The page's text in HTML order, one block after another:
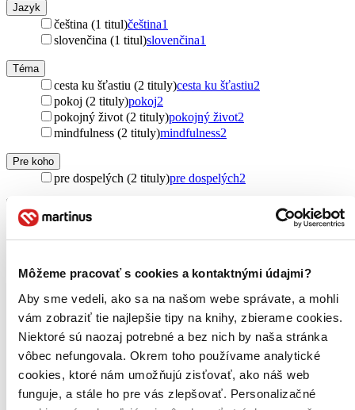
Môžeme pracovať s cookies a kontaktnými údajmi?
Aby sme vedeli, ako sa na našom webe správate, a mohli
vám zobraziť tie najlepšie tipy na knihy, zbierame cookies.
Niektoré sú naozaj potrebné a bez nich by naša stránka
vôbec nefungovala. Okrem toho používame analytické
cookies, ktoré nám umožňujú zisťovať, ako náš web
funguje, a stále ho pre vás zlepšovať. Personalizačné
Jazyk
čeština (1 titul)čeština1
slovenčina (1 titul)slovenčina1
Téma
cesta ku šťastiu (2 tituly)cesta ku šťastiu2
pokoj (2 tituly)pokoj2
pokojný život (2 tituly)pokojný život2
mindfulness (2 tituly)mindfulness2
Pre koho
pre dospelých (2 tituly)pre dospelých2
Vydavateľstvo
Slovart (1 titul)
Slovart CZ (1 titul)Slovart CZ1
Väzba
flexi (2 tituly)
Zúžiť výber
Zoradiť